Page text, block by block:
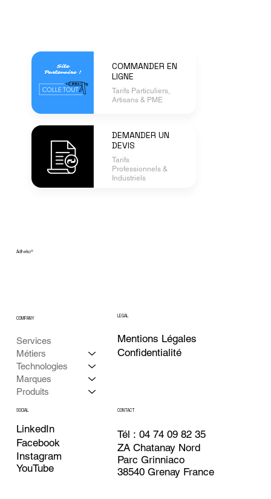
COMMANDER EN
LIGNE
Tarifs Particuliers,
Artisans & PME
DEMANDER UN
DEVIS
Tarifs
Professionnels &
Industriels
Adheko®
Services
Métiers
Technologies
Marques
Produits
COMPANY LEGAL
Confidentialité
Mentions Légales
SOCIAL
LinkedIn
Facebook
Instagram
YouTube
CONTACT
Tél : 04 74 09 82 35
ZA Chatanay Nord
Parc Grinniaco
38540 Grenay France